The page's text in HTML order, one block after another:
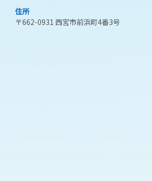
住所
〒662-0931 西宮市前浜町4番3号